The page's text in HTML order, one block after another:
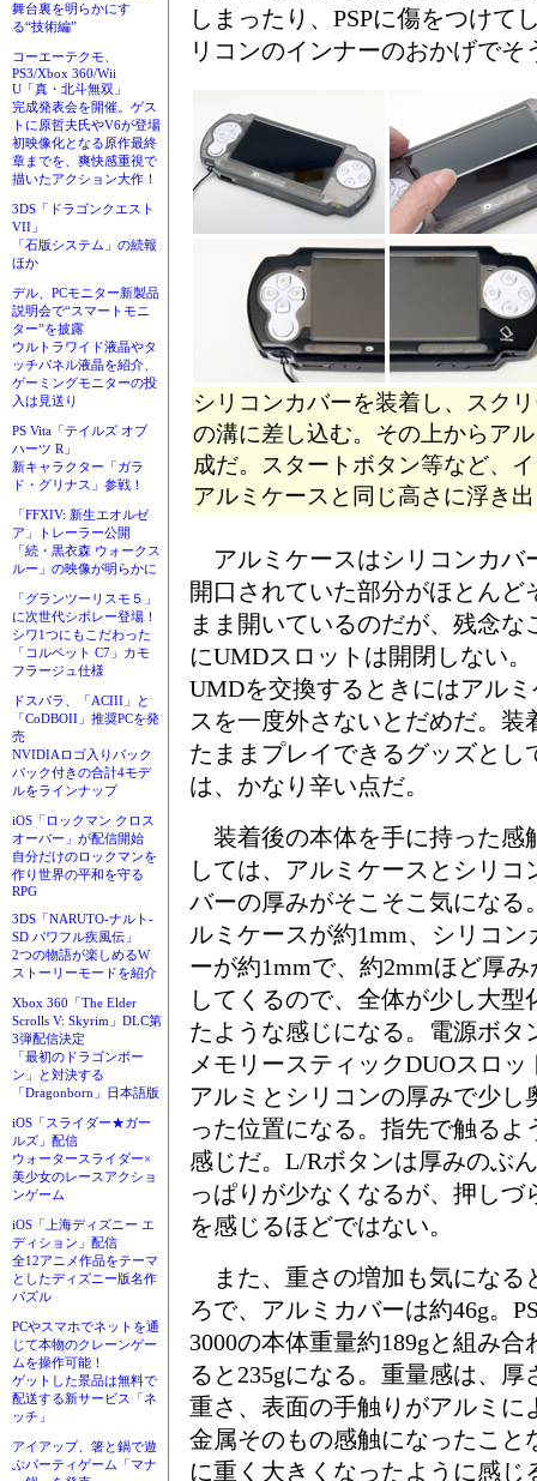
舞台裏を明らかにす
る“技術編”
コーエーテクモ、
PS3/Xbox 360/Wii
U「真・北斗無双」
完成発表会を開催。ゲス
トに原哲夫氏やV6が登場
初映像化となる原作最終
章までを、爽快感重視で
描いたアクション大作！
3DS「ドラゴンクエスト
VII」
「石版システム」の続報
ほか
デル、PCモニター新製品
説明会で“スマートモニ
ター”を披露
ウルトラワイド液晶やタ
ッチパネル液晶を紹介、
ゲーミングモニターの投
入は見送り
PS Vita「テイルズ オブ
ハーツ R」
新キャラクター「ガラ
ド・グリナス」参戦！
「FFXIV: 新生エオルゼ
ア」トレーラー公開
「続・黒衣森 ウォークス
ルー」の映像が明らかに
「グランツーリスモ５」
に次世代シボレー登場！
シワ1つにもこだわった
「コルベット C7」カモ
フラージュ仕様
ドスパラ、「ACIII」と
「CoDBOII」推奨PCを発
売
NVIDIAロゴ入りバック
パック付きの合計4モデ
ルをラインナップ
iOS「ロックマン クロス
オーバー」が配信開始
自分だけのロックマンを
作り世界の平和を守る
RPG
3DS「NARUTO-ナルト-
SD パワフル疾風伝」
2つの物語が楽しめるW
ストーリーモードを紹介
Xbox 360「The Elder
Scrolls V: Skyrim」DLC第
3弾配信決定
「最初のドラゴンボー
ン」と対決する
「Dragonborn」日本語版
iOS「スライダー★ガー
ルズ」配信
ウォータースライダー×
美少女のレースアクショ
ンゲーム
iOS「上海ディズニー エ
ディション」配信
全12アニメ作品をテーマ
としたディズニー版名作
パズル
PCやスマホでネットを通
じて本物のクレーンゲー
ムを操作可能！
ゲットした景品は無料で
配送する新サービス「ネ
ッチ」
アイアップ、箸と鍋で遊
ぶパーティゲーム「マナ
しまったり、PSPに傷をつけて
リコンのインナーのおかげでそ
シリコンカバーを装着し、スク
の溝に差し込む。その上からア
成だ。スタートボタン等など、
アルミケースと同じ高さに浮き
アルミケースはシリコンカバ
開口されていた部分がほとんど
まま開いているのだが、残念な
にUMDスロットは開閉しない。
UMDを交換するときにはアル
スを一度外さないとだめだ。装
たままプレイできるグッズとし
は、かなり辛い点だ。
装着後の本体を手に持った感
しては、アルミケースとシリコ
バーの厚みがそこそこ気になる
ルミケースが約1mm、シリコン
ーが約1mmで、約2mmほど厚み
してくるので、全体が少し大型
たような感じになる。電源ボタ
メモリースティックDUOスロッ
アルミとシリコンの厚みで少し
った位置になる。指先で触るよ
感じだ。L/Rボタンは厚みのぶ
っぱりが少なくなるが、押しづ
を感じるほどではない。
また、重さの増加も気になる
ろで、アルミカバーは約46g。
3000の本体重量約189gと組み合
ると235gになる。重量感は、厚
重さ、表面の手触りがアルミに
金属そのもの感触になったこと
に重く大きくなったように感じ